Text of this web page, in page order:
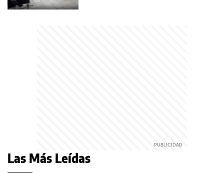
Las Más Leídas